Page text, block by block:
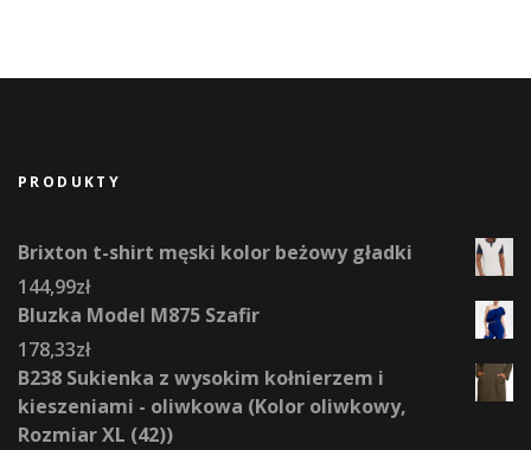
PRODUKTY
Brixton t-shirt męski kolor beżowy gładki
144,99zł
Bluzka Model M875 Szafir
178,33zł
B238 Sukienka z wysokim kołnierzem i
kieszeniami - oliwkowa (Kolor oliwkowy,
Rozmiar XL (42))